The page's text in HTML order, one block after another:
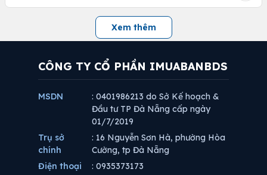
Xem thêm
CÔNG TY CỔ PHẦN IMUABANBDS
MSDN
: 0401986213 do Sở Kế hoạch &
Đầu tư TP Đà Nẵng cấp ngày
01/7/2019
Trụ sở
chính
: 16 Nguyễn Sơn Hà, phường Hòa
Cường, tp Đà Nẵng
Điện thoại
: 0935373173